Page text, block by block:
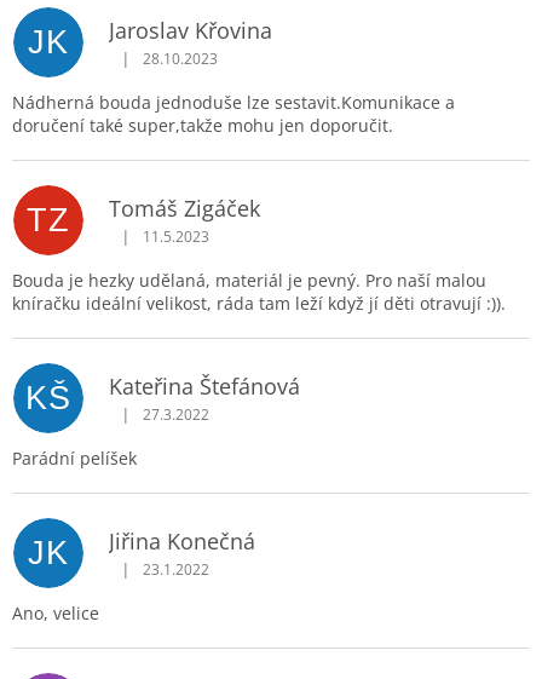
JK Jaroslav Křovina
Hodnocení produktu je 5 z 5 hvězdiček.
| 28.10.2023
Nádherná bouda jednoduše lze sestavit.Komunikace a
doručení také super,takže mohu jen doporučit.
TZ Tomáš Zigáček
Hodnocení produktu je 5 z 5 hvězdiček.
| 11.5.2023
Bouda je hezky udělaná, materiál je pevný. Pro naší malou
kníračku ideální velikost, ráda tam leží když jí děti otravují :)).
KŠ Kateřina Štefánová
Hodnocení produktu je 5 z 5 hvězdiček.
| 27.3.2022
Parádní pelíšek
JK Jiřina Konečná
Hodnocení produktu je 5 z 5 hvězdiček.
| 23.1.2022
Ano, velice